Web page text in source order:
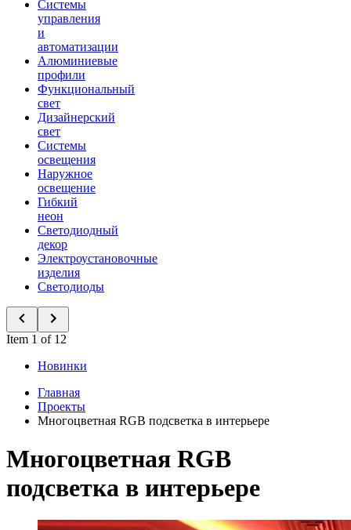
Системы
управления
и
автоматизации
Алюминиевые
профили
Функциональный
свет
Дизайнерский
свет
Системы
освещения
Наружное
освещение
Гибкий
неон
Светодиодный
декор
Электроустановочные
изделия
Светодиоды
Item 1 of 12
Новинки
Главная
Проекты
Многоцветная RGB подсветка в интерьере
Многоцветная RGB
подсветка в интерьере